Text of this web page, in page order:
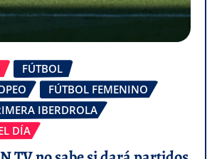
FÚTBOL
FÚTBOL FEMENINO
IBERDROLA
DÍA